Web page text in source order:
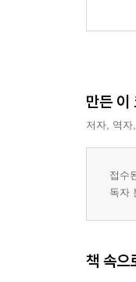
만든 이
저자, 역
접수
독자
책 속으